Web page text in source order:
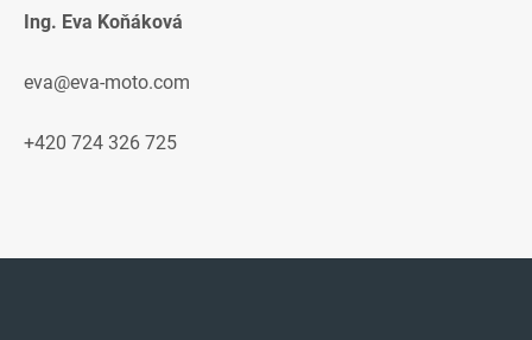
Ing. Eva Koňáková
eva@eva-moto.com
+420 724 326 725